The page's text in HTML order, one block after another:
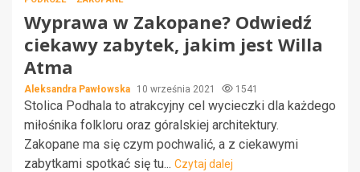
Wyprawa w Zakopane? Odwiedź
ciekawy zabytek, jakim jest Willa
Atma
Aleksandra Pawłowska 10 września 2021 1541
Stolica Podhala to atrakcyjny cel wycieczki dla każdego
miłośnika folkloru oraz góralskiej architektury.
Zakopane ma się czym pochwalić, a z ciekawymi
zabytkami spotkać się tu... Czytaj dalej